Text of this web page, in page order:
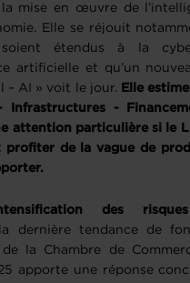
mise en œuvre de
Elle se réjouit
soient étendus à la
artificielle et qu’un
– AI » voit le jour.
Elle
Infrastructures -
attention particulière si le
profiter de la vague de
des
dernière tendance de
de la Chambre de
apporte une réponse